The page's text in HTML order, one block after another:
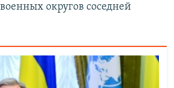
округов соседней